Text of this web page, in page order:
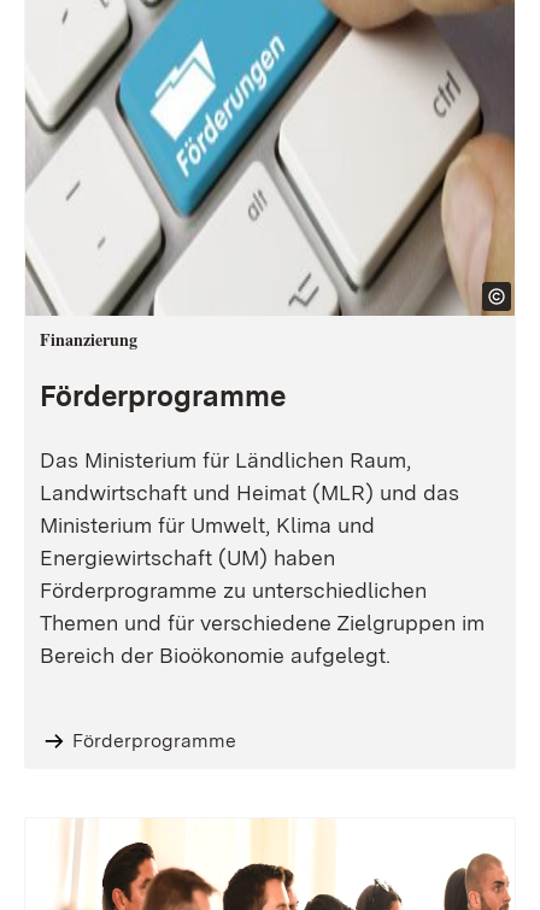
Finanzierung
Förderprogramme
Das Ministerium für Ländlichen Raum,
Landwirtschaft und Heimat (MLR) und das
Ministerium für Umwelt, Klima und
Energiewirtschaft (UM) haben
Förderprogramme zu unterschiedlichen
Themen und für verschiedene Zielgruppen im
Bereich der Bioökonomie aufgelegt.
Förderprogramme